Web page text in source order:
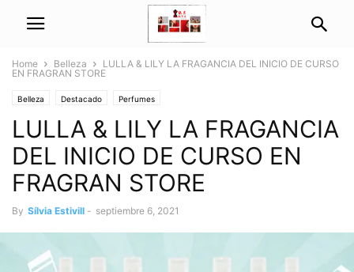
Home Belleza
LULLA & LILY LA FRAGANCIA DEL INICIO DE CURSO
EN FRAGRAN STORE
Belleza Destacado Perfumes
LULLA & LILY LA FRAGANCIA
DEL INICIO DE CURSO EN
FRAGRAN STORE
By Sílvia Estivill - septiembre 6, 2021